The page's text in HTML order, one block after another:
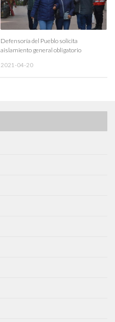
Defensoría del Pueblo solicita
aislamiento general obligatorio
2021-04-20